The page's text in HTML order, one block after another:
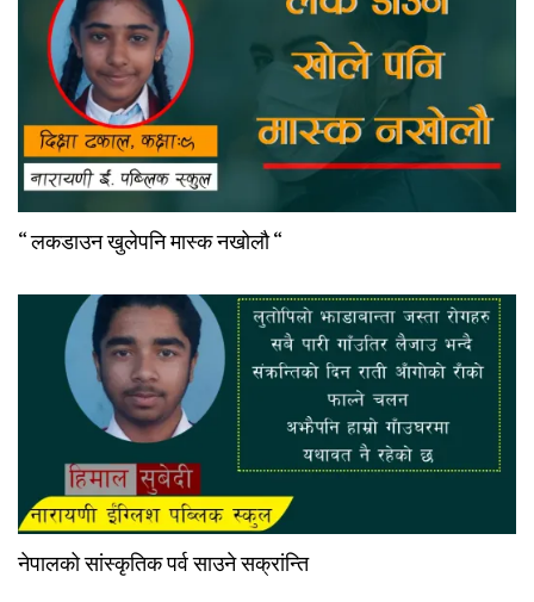
“ लकडाउन खुलेपनि मास्क नखोलौ “
नेपालको सांस्कृतिक पर्व साउने सक्रांन्ति